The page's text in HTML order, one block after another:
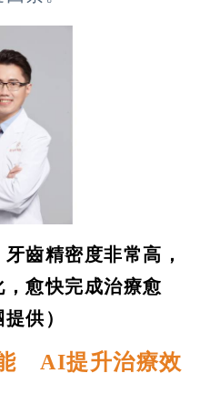
齒精密度非常高，
愈快完成治療愈
供）
AI提升治療效